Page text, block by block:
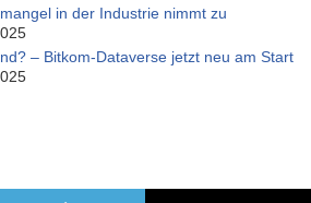
in der Industrie nimmt zu
– Bitkom-Dataverse jetzt neu am Start